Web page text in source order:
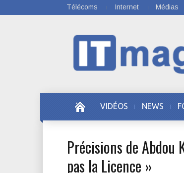
Télécoms Internet Médias
VIDÉOS NEWS
Précisions de Abdou
pas la Licence »